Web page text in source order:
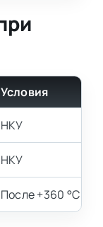
Условия
НКУ
НКУ
После +360 °С